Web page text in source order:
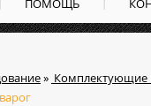
» Комплектующие
ПОМОЩЬ